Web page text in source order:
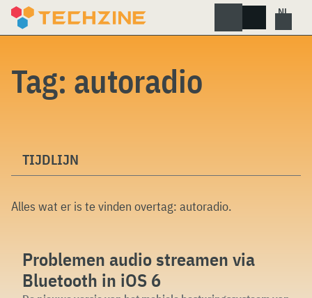
Skip
Tag: autoradio
TIJDLIJN
Alles wat er is te vinden overtag: autoradio.
Problemen audio streamen via
Bluetooth in iOS 6